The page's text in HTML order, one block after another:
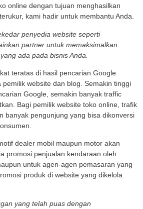
online dengan tujuan menghasilkan
kami hadir untuk membantu Anda.
penyedia website seperti
partner untuk memaksimalkan
ada pada bisnis Anda.
teratas di hasil pencarian Google
website dan blog. Semakin tinggi
Google, semakin banyak traffic
Bagi pemilik website toko online, trafik
banyak pengunjung yang bisa dikonversi
dealer mobil maupun motor akan
promosi penjualan kendaraan oleh
untuk agen-agen pemasaran yang
produk di website yang dikelola
yang telah puas dengan